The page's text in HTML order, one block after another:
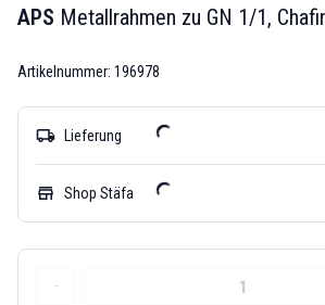
APS Metallrahmen zu GN 1/1,
Artikelnummer: 196978
local_shipping Lieferung
store Shop Stäfa
-